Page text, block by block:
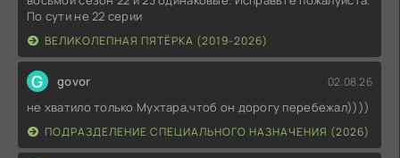
По сути не 22 серии
ВЕЛИКОЛЕПНАЯ ПЯТЁРКА (2019-2026)
G govor 02.08.26
не хватило только Мухтара,чтоб он дорогу перебежал))))
ПОДРАЗДЕЛЕНИЕ СПЕЦИАЛЬНОГО НАЗНАЧЕНИЯ (2026)